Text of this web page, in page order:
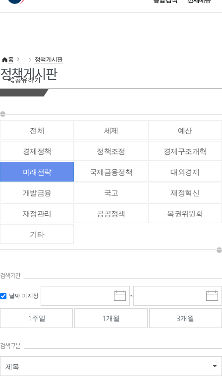
이 누리집은 대한민국 공식 전자정부 누리집입니다.
공유하기
홈 정책게시판
정책게시판
전체 세제 예산
경제정책 정책조정 경제구조개혁
미래전략 국제금융정책 대외경제
개발금융 국고 재정혁신
재정관리 공공정책 복권위원회
기타
검색기간
날짜 미지정
시
작
일
선
~
종
료
선
1주일 1개월 3개월
검색구분
제목